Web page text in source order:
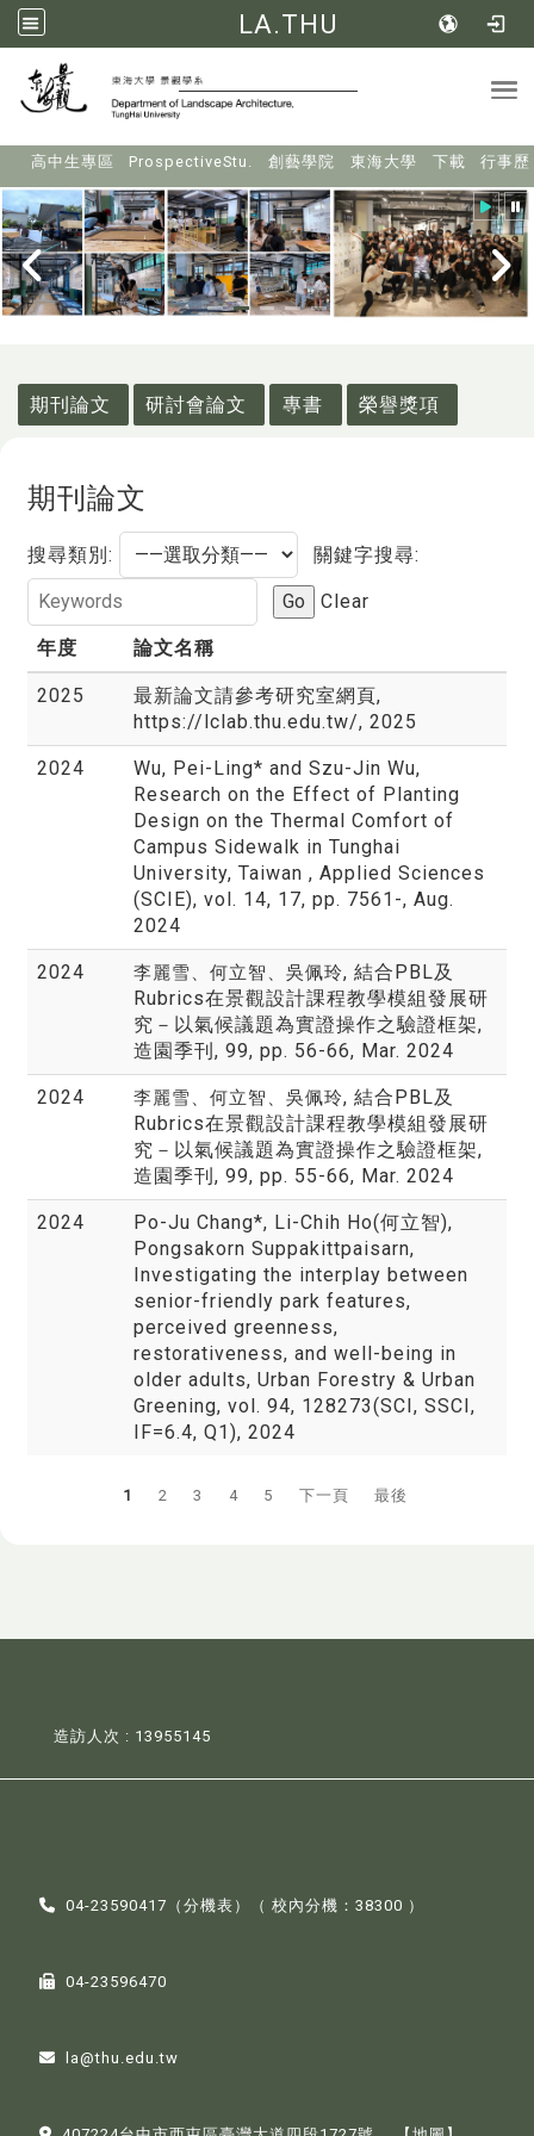
LA.THU
高中生專區 ProspectiveStu. 創藝學院 東海大學 下載 行事歷
期刊論文
研討會論文 專書 榮譽獎項
期刊論文
搜尋類別: 關鍵字搜尋:
Go Clear
年度 論文名稱
2025
最新論文請參考研究室網頁,
https://lclab.thu.edu.tw/, 2025
2024
Wu, Pei-Ling* and Szu-Jin Wu,
Research on the Effect of Planting
Design on the Thermal Comfort of
Campus Sidewalk in Tunghai
University, Taiwan , Applied Sciences
(SCIE), vol. 14, 17, pp. 7561-, Aug.
2024
2024 李麗雪、何立智、吳佩玲, 結合PBL及
Rubrics在景觀設計課程教學模組發展研
究－以氣候議題為實證操作之驗證框架,
造園季刊, 99, pp. 56-66, Mar. 2024
2024 李麗雪、何立智、吳佩玲, 結合PBL及
Rubrics在景觀設計課程教學模組發展研
究－以氣候議題為實證操作之驗證框架,
造園季刊, 99, pp. 55-66, Mar. 2024
2024
Po-Ju Chang*, Li-Chih Ho(何立智),
Pongsakorn Suppakittpaisarn,
Investigating the interplay between
senior-friendly park features,
perceived greenness,
restorativeness, and well-being in
older adults, Urban Forestry & Urban
Greening, vol. 94, 128273(SCI, SSCI,
IF=6.4, Q1), 2024
1 2 3 4 5 下一頁 最後
造訪人次 : 13955145
04-23590417（分機表 ）（ 校內分機：38300 ）
04-23596470
la@thu.edu.tw